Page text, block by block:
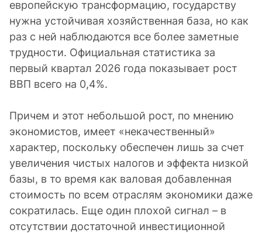
европейскую трансформацию, государству
нужна устойчивая хозяйственная база, но как
раз с ней наблюдаются все более заметные
трудности. Официальная статистика за
первый квартал 2026 года показывает рост
ВВП всего на 0,4%.
Причем и этот небольшой рост, по мнению
экономистов, имеет «некачественный»
характер, поскольку обеспечен лишь за счет
увеличения чистых налогов и эффекта низкой
базы, в то время как валовая добавленная
стоимость по всем отраслям экономики даже
сократилась. Еще один плохой сигнал – в
отсутствии достаточной инвестиционной